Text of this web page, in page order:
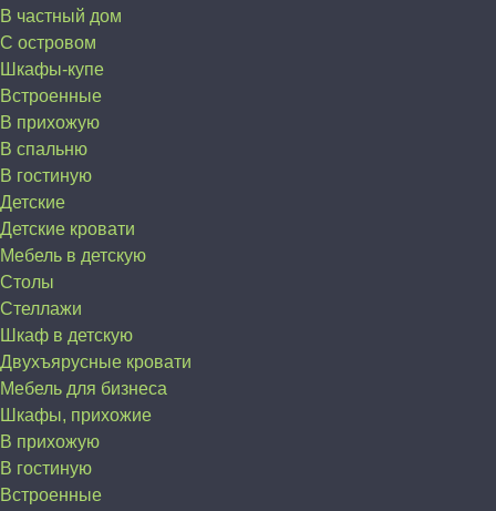
В частный дом
C островом
Шкафы-купе
Встроенные
В прихожую
В спальню
В гостиную
Детские
Детские кровати
Мебель в детскую
Столы
Стеллажи
Шкаф в детскую
Двухъярусные кровати
Мебель для бизнеса
Шкафы, прихожие
В прихожую
В гостиную
Встроенные